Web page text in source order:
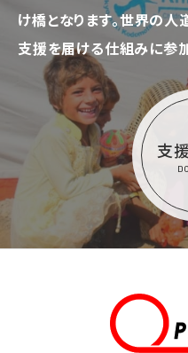
け橋となります。世界の人
支援を届ける仕組みに参
支